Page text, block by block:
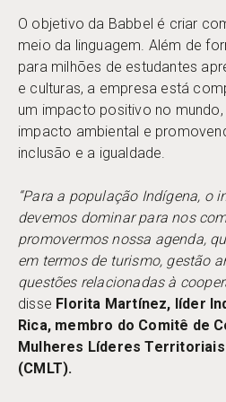
O objetivo da Babbel é criar
meio da linguagem. Além de
para milhões de estudantes
e culturas, a empresa está
um impacto positivo no
impacto ambiental e
inclusão e a igualdade.
“Para a população Indígena, o
devemos dominar para nos
promovermos nossa agenda,
em termos de turismo, gestão
questões relacionadas à
disse Florita Martínez, líder
Rica, membro do Comitê de
Mulheres Líderes
(CMLT).